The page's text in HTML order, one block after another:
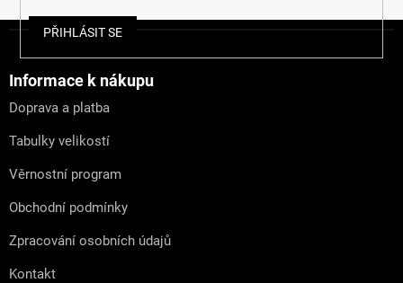
PŘIHLÁSIT SE
Informace k nákupu
Doprava a platba
Tabulky velikostí
Věrnostní program
Obchodní podmínky
Zpracování osobních údajů
Kontakt